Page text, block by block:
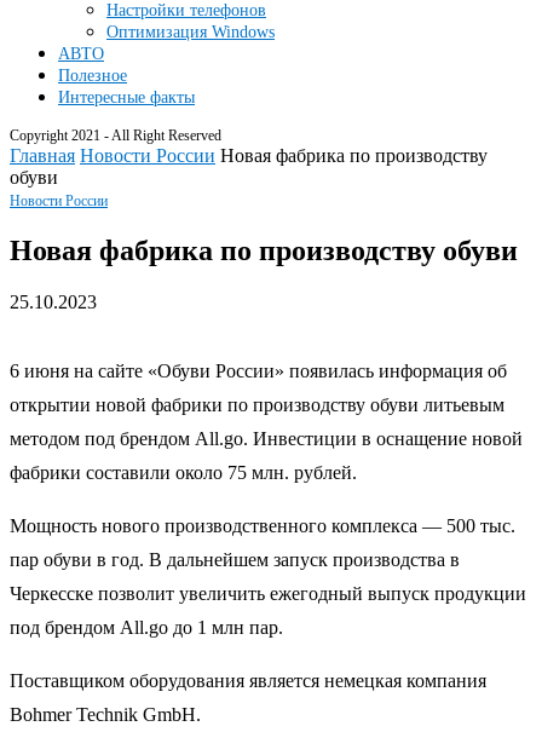
Настройки телефонов
Оптимизация Windows
АВТО
Полезное
Интересные факты
Copyright 2021 - All Right Reserved
Главная Новости России Новая фабрика по производству
обуви
Новости России
Новая фабрика по производству обуви
25.10.2023
6 июня на сайте «Обуви России» появилась информация об
открытии новой фабрики по производству обуви литьевым
методом под брендом All.go. Инвестиции в оснащение новой
фабрики составили около 75 млн. рублей.
Мощность нового производственного комплекса — 500 тыс.
пар обуви в год. В дальнейшем запуск производства в
Черкесске позволит увеличить ежегодный выпуск продукции
под брендом All.go до 1 млн пар.
Поставщиком оборудования является немецкая компания
Bohmer Technik GmbH.